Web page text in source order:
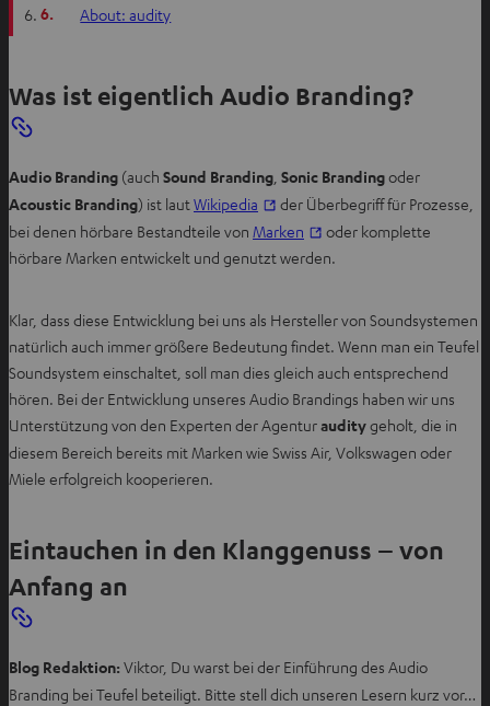
6. About: audity
Was ist eigentlich Audio Branding?
Audio Branding (auch Sound Branding Sonic Brandingoder
Acoustic Branding) ist lautWikipedia
I
m
n
n
T
b
ö
n
e
der Überbegriff für Prozesse,
bei denen hörbare Bestandteile von Marken
I
m
b
f
oder komplette
hörbare Marken entwickelt und genutzt werden.
Klar, dass diese Entwicklung bei uns als Hersteller von Soundsystemen
natürlich auch immer größere Bedeutung findet. Wenn man ein Teufel
Soundsystem einschaltet, soll man dies gleich auch entsprechend
hören. Bei der Entwicklung unseres Audio Brandings haben wir uns
Unterstützung von den Experten der Agenturauditygeholt, die in
diesem Bereich bereits mit Marken wie Swiss Air, Volkswagen oder
Miele erfolgreich kooperieren.
Eintauchen in den Klanggenuss – von
Anfang an
Blog Redaktion: Viktor, Du warst bei der Einführung des Audio
Branding bei Teufel beteiligt. Bitte stell dich unseren Lesern kurz vor…